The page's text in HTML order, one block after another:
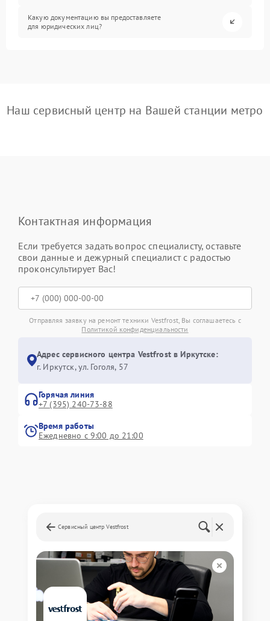
Какую документацию вы предоставляете
для юридических лиц?
Наш сервисный центр на Вашей станции метро
Контактная информация
Если требуется задать вопрос специалисту, оставьте
свои данные и дежурный специалист с радостью
проконсультирует Вас!
Отправляя заявку на ремонт техники Vestfrost, Вы соглашаетесь с
Политикой конфиденциальности
Адрес сервисного центра Vestfrost в Иркутске:
г. Иркутск, ул. ​Гоголя, 57
Горячая линия
+7 (395) 240-73-88
Время работы
Ежедневно с 9:00 до 21:00
Сервисный центр Vestfrost